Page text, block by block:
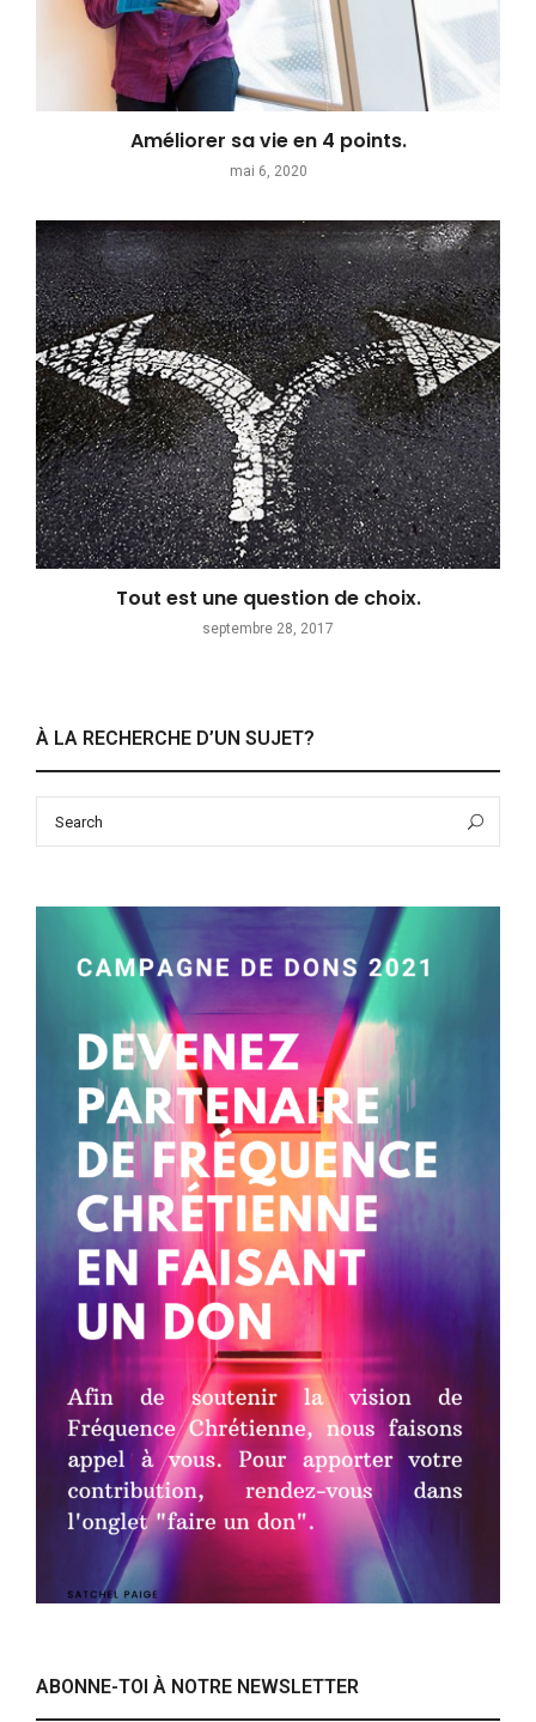
Améliorer sa vie en 4 points.
mai 6, 2020
Tout est une question de choix.
septembre 28, 2017
À LA RECHERCHE D’UN SUJET?
ABONNE-TOI À NOTRE NEWSLETTER